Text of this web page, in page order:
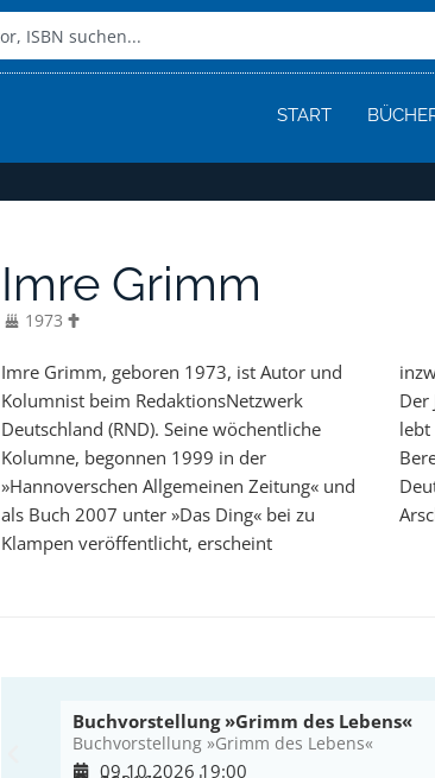
START
Imre Grimm
1973
Imre Grimm, geboren 1973, ist Autor und
Kolumnist beim RedaktionsNetzwerk
Deutschland (RND). Seine wöchentliche
Kolumne, begonnen 1999 in der
»Hannoverschen Allgemeinen Zeitung« und
als Buch 2007 unter »Das Ding« bei zu
Klampen veröffentlicht, erscheint
inzwischen in mehr als vierzig Zeitungen.
Der Journalist, Satiriker und Bühnenkünstler
lebt mit seiner Familie bei Hannover.
Bereits erschienen sind »Über Leben in
Deutschland« (2021) und »Lichtstreife und
Buchvorstellung »Grimm des Lebens«
Buchvorstellung »Grimm des Lebens«
09.10.2026 19:00